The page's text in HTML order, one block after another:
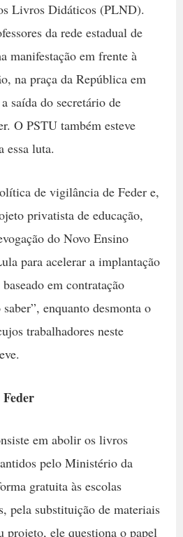
Livros Didáticos (PLND).
da rede estadual de
manifestação em frente à
na praça da República em
saída do secretário de
O PSTU também esteve
essa luta.
de vigilância de Feder e,
privatista de educação,
do Novo Ensino
para acelerar a implantação
em contratação
enquanto desmonta o
trabalhadores neste
em abolir os livros
pelo Ministério da
gratuita às escolas
pela substituição de materiais
projeto, ele questiona o papel